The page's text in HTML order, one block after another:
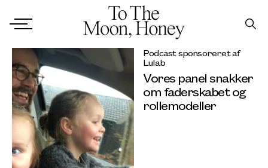
Podcast sponsoreret af
Lulab
Vores panel snakker
om faderskabet og
rollemodeller